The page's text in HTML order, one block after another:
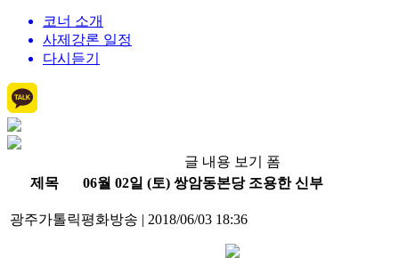
코너 소개
사제강론 일정
다시듣기
글 내용 보기 폼
제목
06월 02일 (토) 쌍암동본당 조용한 신부
광주가톨릭평화방송 | 2018/06/03 18:36